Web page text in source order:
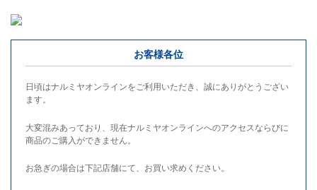
お客様各位
日頃はナルミヤオンラインをご利用いただき、誠にありがとうござい
ます。
大変混みあっており、現在ナルミヤオンラインへのアクセスならびに
商品のご購入ができません。
お急ぎの場合は下記店舗にて、お買い求めください。